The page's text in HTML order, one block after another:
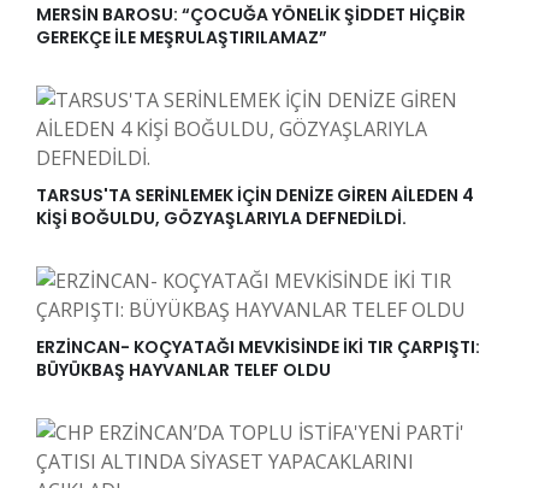
MERSİN BAROSU: “ÇOCUĞA YÖNELİK ŞİDDET HİÇBİR
GEREKÇE İLE MEŞRULAŞTIRILAMAZ”
TARSUS'TA SERİNLEMEK İÇİN DENİZE GİREN AİLEDEN 4
KİŞİ BOĞULDU, GÖZYAŞLARIYLA DEFNEDİLDİ.
ERZİNCAN- KOÇYATAĞI MEVKİSİNDE İKİ TIR ÇARPIŞTI:
BÜYÜKBAŞ HAYVANLAR TELEF OLDU